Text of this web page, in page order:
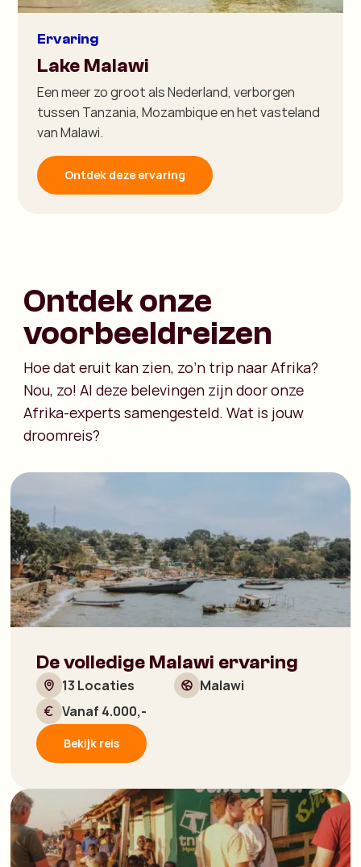
Ervaring
Lake Malawi
Een meer zo groot als Nederland, verborgen
tussen Tanzania, Mozambique en het vasteland
van Malawi.
Ontdek deze ervaring
Ontdek onze
voorbeeldreizen
Hoe dat eruit kan zien, zo’n trip naar Afrika?
Nou, zo! Al deze belevingen zijn door onze
Afrika-experts samengesteld. Wat is jouw
droomreis?
De volledige Malawi ervaring
13 Locaties
Malawi
Vanaf 4.000,-
Bekijk reis